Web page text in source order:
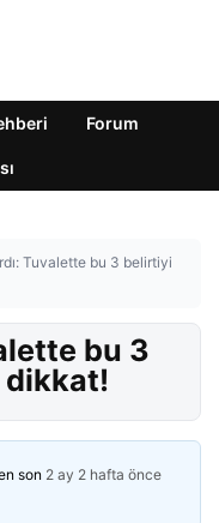
Forum
Tuvalette bu 3 belirtiyi
bu 3
son 2 ay 2 hafta önce